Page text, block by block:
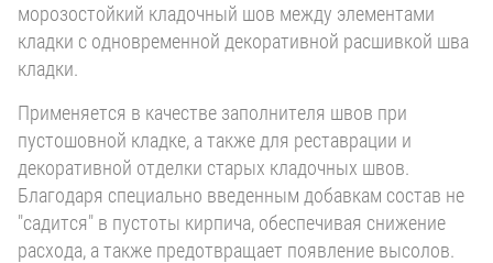
морозостойкий кладочный шов между элементами
кладки с одновременной декоративной расшивкой шва
кладки.
Применяется в качестве заполнителя швов при
пустошовной кладке, а также для реставрации и
декоративной отделки старых кладочных швов.
Благодаря специально введенным добавкам состав не
"садится" в пустоты кирпича, обеспечивая снижение
расхода, а также предотвращает появление высолов.